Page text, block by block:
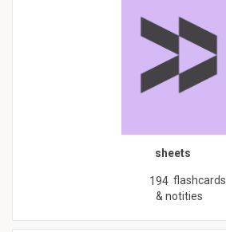
sheets
194 flashcards
& notities